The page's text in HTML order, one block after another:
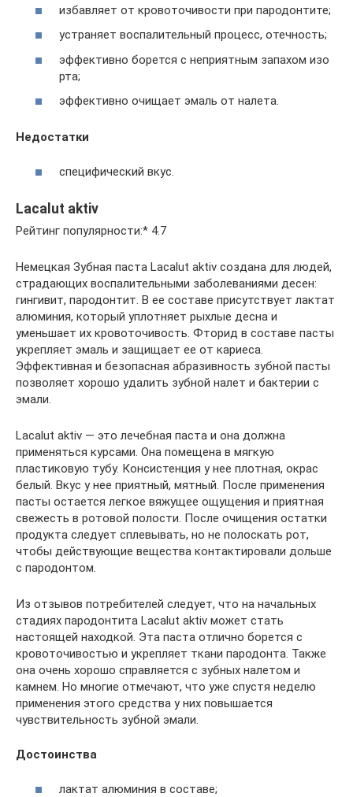
избавляет от кровоточивости при пародонтите;
устраняет воспалительный процесс, отечность;
эффективно борется с неприятным запахом изо
рта;
эффективно очищает эмаль от налета.
Недостатки
специфический вкус.
Lacalut aktiv
Рейтинг популярности:* 4.7
Немецкая Зубная паста Lacalut aktiv создана для людей,
страдающих воспалительными заболеваниями десен:
гингивит, пародонтит. В ее составе присутствует лактат
алюминия, который уплотняет рыхлые десна и
уменьшает их кровоточивость. Фторид в составе пасты
укрепляет эмаль и защищает ее от кариеса.
Эффективная и безопасная абразивность зубной пасты
позволяет хорошо удалить зубной налет и бактерии с
эмали.
Lacalut aktiv — это лечебная паста и она должна
применяться курсами. Она помещена в мягкую
пластиковую тубу. Консистенция у нее плотная, окрас
белый. Вкус у нее приятный, мятный. После применения
пасты остается легкое вяжущее ощущения и приятная
свежесть в ротовой полости. После очищения остатки
продукта следует сплевывать, но не полоскать рот,
чтобы действующие вещества контактировали дольше
с пародонтом.
Из отзывов потребителей следует, что на начальных
стадиях пародонтита Lacalut aktiv может стать
настоящей находкой. Эта паста отлично борется с
кровоточивостью и укрепляет ткани пародонта. Также
она очень хорошо справляется с зубных налетом и
камнем. Но многие отмечают, что уже спустя неделю
применения этого средства у них повышается
чувствительность зубной эмали.
Достоинства
лактат алюминия в составе;